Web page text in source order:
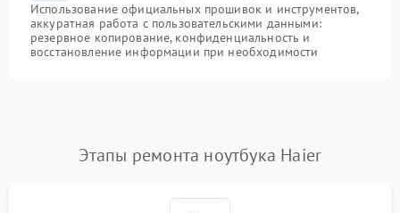
Использование официальных прошивок и инструментов,
аккуратная работа с пользовательскими данными:
резервное копирование, конфиденциальность и
восстановление информации при необходимости
Этапы ремонта ноутбука Haier